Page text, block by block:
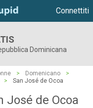
Connettiti
Dominicana
> Domenicano
>
> San José de Ocoa
José de Ocoa